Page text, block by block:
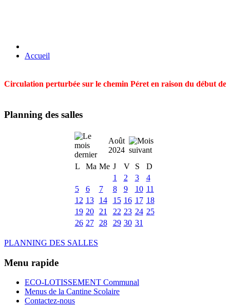
Accueil
Circulation perturbée sur le chemin Péret en raison du début
Planning des salles
Août
2024
L
Ma Me J V S
D
1
2 3
4
5
6 7 8 9 10 11
12 13 14 15 16 17 18
19 20 21 22 23 24 25
26 27 28 29 30 31
PLANNING DES SALLES
Menu rapide
ECO-LOTISSEMENT Communal
Menus de la Cantine Scolaire
Contactez-nous